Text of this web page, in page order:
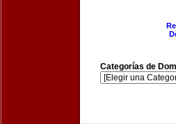
Categorías de